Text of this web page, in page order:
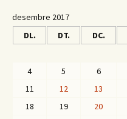
k
desembre 2017
DL.
DT. DC.
4
5 6
11
12 13
18
19 20